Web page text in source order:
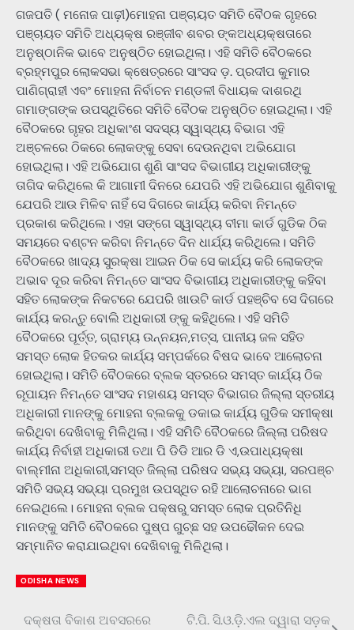
ଗଜପତି ( ମନୋଜ ପାଢ଼ୀ)ମୋହନା ପଞ୍ଚାୟତ ସମିତି ବୈଠକ ଗୃହରେ
ପଞ୍ଚାୟତ ସମିତି ଅଧ୍ୟକ୍ଷ ରଞ୍ଜୀବ ଶବର ଙ୍କଅଧ୍ୟକ୍ଷତାରେ
ଅନୁଷ୍ଠାନିକ ଭାବେ ଅନୁଷ୍ଠିତ ହୋଇଥିଲା। ଏହି ସମିତି ବୈଠକରେ
ବ୍ରହ୍ମପୁର ଲୋକସଭା କ୍ଷେତ୍ରରେ ସାଂସଦ ଡ଼. ପ୍ରଦୀପ କୁମାର
ପାଣିଗ୍ରାହୀ ଏବଂ ମୋହନା ନିର୍ବାଚନ ମଣ୍ଡଳୀ ବିଧାୟକ ଦାଶରଥି
ଗମାଙ୍ଗଙ୍କ ଉପସ୍ଥିତିରେ ସମିତି ବୈଠକ ଅନୁଷ୍ଠିତ ହୋଇଥିଲା। ଏହି
ବୈଠକରେ ଗୃହର ଅଧିକାଂଶ ସଦସ୍ୟ ସ୍ୱାସ୍ଥ୍ୟ ବିଭାଗ ଏହି
ଅଞ୍ଚଳରେ ଠିକରେ ଲୋକଙ୍କୁ ସେବା ଦେଉନଥିବା ଅଭିଯୋଗ
ହୋଇଥିଲା। ଏହି ଅଭିଯୋଗ ଶୁଣି ସାଂସଦ ବିଭାଗୀୟ ଅଧିକାରୀଙ୍କୁ
ତାଗିଦ କରିଥିଲେ କି ଆଗାମୀ ଦିନରେ ଯେପରି ଏହି ଅଭିଯୋଗ ଶୁଣିବାକୁ
ଯେପରି ଆଉ ମିଳିବ ନାହିଁ ସେ ଦିଗରେ କାର୍ଯ୍ୟ କରିବା ନିମନ୍ତେ
ପ୍ରକାଶ କରିଥିଲେ। ଏହା ସଙ୍ଗେ ସ୍ୱାସ୍ଥ୍ୟ ବୀମା କାର୍ଡ ଗୁଡିକ ଠିକ
ସମୟରେ ବଣ୍ଟନ କରିବା ନିମନ୍ତେ ଦିନ ଧାର୍ଯ୍ୟ କରିଥିଲେ। ସମିତି
ବୈଠକରେ ଖାଦ୍ୟ ସୁରକ୍ଷା ଆଇନ ଠିକ ସେ କାର୍ଯ୍ୟ କରି ଲୋକଙ୍କ
ଅଭାବ ଦୂର କରିବା ନିମନ୍ତେ ସାଂସଦ ବିଭାଗୀୟ ଅଧିକାରୀଙ୍କୁ କହିବା
ସହିତ ଲୋକଙ୍କ ନିକଟରେ ଯେପରି ଖାଉଟି କାର୍ଡ ପହଞ୍ଚିବ ସେ ଦିଗରେ
କାର୍ଯ୍ୟ କରନ୍ତୁ ବୋଲି ଅଧିକାରୀ ଙ୍କୁ କହିଥିଲେ। ଏହି ସମିତି
ବୈଠକରେ ପୂର୍ତ୍ତ, ଗ୍ରାମ୍ୟ ଉନ୍ନୟନ,ମତ୍ସ, ପାନୀୟ ଜଳ ସହିତ
ସମସ୍ତ ଲୋକ ହିତକର କାର୍ଯ୍ୟ ସମ୍ପର୍କରେ ବିଷଦ ଭାବେ ଆଲୋଚନା
ହୋଇଥିଲା। ସମିତି ବୈଠକରେ ବ୍ଲକ ସ୍ତରରେ ସମସ୍ତ କାର୍ଯ୍ୟ ଠିକ
ରୂପାୟନ ନିମନ୍ତେ ସାଂସଦ ମହାଶୟ ସମସ୍ତ ବିଭାଗର ଜିଲ୍ଲା ସ୍ତରୀୟ
ଅଧିକାରୀ ମାନଙ୍କୁ ମୋହନା ବ୍ଲକକୁ ଡକାଇ କାର୍ଯ୍ୟ ଗୁଡିକ ସମୀକ୍ଷା
କରିଥିବା ଦେଖିବାକୁ ମିଳିଥିଲା। ଏହି ସମିତି ବୈଠକରେ ଜିଲ୍ଲା ପରିଷଦ
କାର୍ଯ୍ୟ ନିର୍ବାହୀ ଅଧିକାରୀ ତଥା ପି ଡିଡି ଆର ଡି ଏ,ଉପାଧ୍ୟକ୍ଷା
ବାଲ୍ମୀନା ଅଧିକାରୀ,ସମସ୍ତ ଜିଲ୍ଲା ପରିଷଦ ସଭ୍ୟ ସଭ୍ୟା, ସରପଞ୍ଚ
ସମିତି ସଭ୍ୟ ସଭ୍ୟା ପ୍ରମୁଖ ଉପସ୍ଥିତ ରହି ଆଲୋଚନାରେ ଭାଗ
ନେଇଥିଲେ। ମୋହନା ବ୍ଲକ ପକ୍ଷରୁ ସମସ୍ତ ଲୋକ ପ୍ରତିନିଧି
ମାନଙ୍କୁ ସମିତି ବୈଠକରେ ପୁଷ୍ପ ଗୁଚ୍ଛ ସହ ଉପଢୌକନ ଦେଇ
ସମ୍ମାନିତ କରାଯାଇଥିବା ଦେଖିବାକୁ ମିଳିଥିଲା।
ODISHA NEWS
Post
ଦକ୍ଷତା ବିକାଶ ଅବସରରେ
ଟି.ପି. ସି.ଓ.ଡ଼ି.ଏଲ ଦ୍ୱାରା ସଡ଼କ